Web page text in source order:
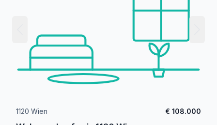
1120 Wien € 108.000